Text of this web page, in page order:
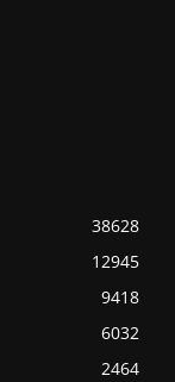
38628
12945
9418
6032
2464